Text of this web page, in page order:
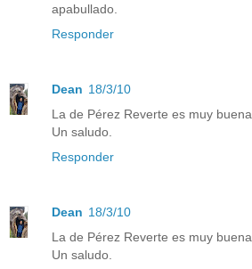
apabullado.
Responder
Dean 18/3/10
La de Pérez Reverte es muy buena.
Un saludo.
Responder
Dean 18/3/10
La de Pérez Reverte es muy buena.
Un saludo.